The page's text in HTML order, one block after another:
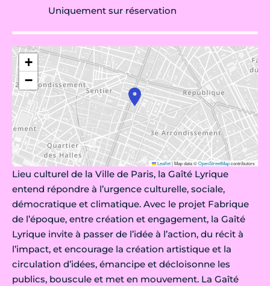
Uniquement sur réservation
+
−
Leaflet|Map data ©OpenStreetMapcontributors
Lieu culturel de la Ville de Paris, la Gaîté Lyrique
entend répondre à l’urgence culturelle, sociale,
démocratique et climatique. Avec le projet Fabrique
de l’époque, entre création et engagement, la Gaîté
Lyrique invite à passer de l’idée à l’action, du récit à
l’impact, et encourage la création artistique et la
circulation d’idées, émancipe et décloisonne les
publics, bouscule et met en mouvement. La Gaîté